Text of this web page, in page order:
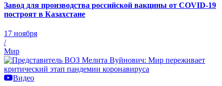
Завод для производства российской вакцины от COVID-19
построят в Казахстане
17 ноября
/
Мир
Видео